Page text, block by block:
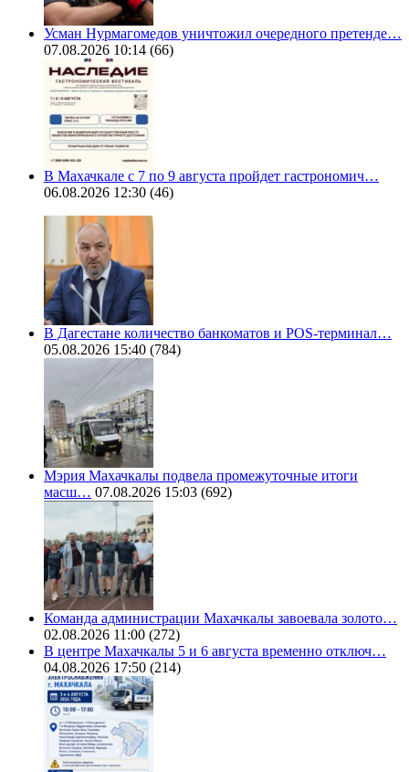
Усман Нурмагомедов уничтожил очередного претенде…
07.08.2026 10:14 (66)
В Махачкале с 7 по 9 августа пройдет гастрономич…
06.08.2026 12:30 (46)
В Дагестане количество банкоматов и POS-терминал…
05.08.2026 15:40 (784)
Мэрия Махачкалы подвела промежуточные итоги
масш… 07.08.2026 15:03 (692)
Команда администрации Махачкалы завоевала золото…
02.08.2026 11:00 (272)
В центре Махачкалы 5 и 6 августа временно отключ…
04.08.2026 17:50 (214)